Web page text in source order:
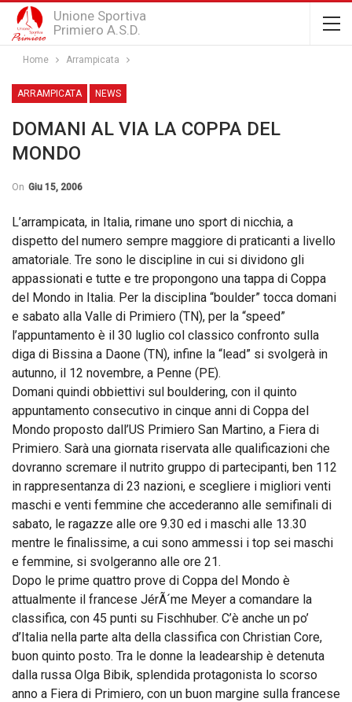
Unione Sportiva
Primiero A.S.D.
Home Arrampicata
ARRAMPICATA NEWS
DOMANI AL VIA LA COPPA DEL
MONDO
On Giu 15, 2006
L’arrampicata, in Italia, rimane uno sport di nicchia, a
dispetto del numero sempre maggiore di praticanti a livello
amatoriale. Tre sono le discipline in cui si dividono gli
appassionati e tutte e tre propongono una tappa di Coppa
del Mondo in Italia. Per la disciplina “boulder” tocca domani
e sabato alla Valle di Primiero (TN), per la “speed”
l’appuntamento è il 30 luglio col classico confronto sulla
diga di Bissina a Daone (TN), infine la “lead” si svolgerà in
autunno, il 12 novembre, a Penne (PE).
Domani quindi obbiettivi sul bouldering, con il quinto
appuntamento consecutivo in cinque anni di Coppa del
Mondo proposto dall’US Primiero San Martino, a Fiera di
Primiero. Sarà una giornata riservata alle qualificazioni che
dovranno scremare il nutrito gruppo di partecipanti, ben 112
in rappresentanza di 23 nazioni, e scegliere i migliori venti
maschi e venti femmine che accederanno alle semifinali di
sabato, le ragazze alle ore 9.30 ed i maschi alle 13.30
mentre le finalissime, a cui sono ammessi i top sei maschi
e femmine, si svolgeranno alle ore 21.
Dopo le prime quattro prove di Coppa del Mondo è
attualmente il francese JérÃ´me Meyer a comandare la
classifica, con 45 punti su Fischhuber. C’è anche un po’
d’Italia nella parte alta della classifica con Christian Core,
buon quinto posto. Tra le donne la leadearship è detenuta
dalla russa Olga Bibik, splendida protagonista lo scorso
anno a Fiera di Primiero, con un buon margine sulla francese